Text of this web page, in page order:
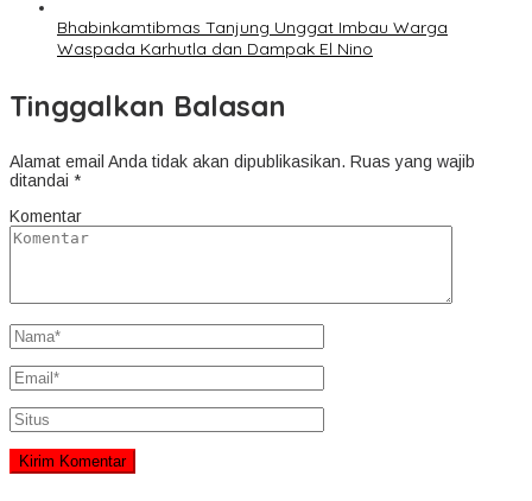
Bhabinkamtibmas Tanjung Unggat Imbau Warga
Waspada Karhutla dan Dampak El Nino
Tinggalkan Balasan
Alamat email Anda tidak akan dipublikasikan. Ruas yang wajib
ditandai *
Komentar